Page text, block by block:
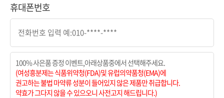
휴대폰번호
100% 사은품 증정 이벤트,아래상품중에서 선택해주세요.
(여성흥분제는 식품위약청(FDA)및 유럽의약품청(EMA)에
권고하는 불법 마약류 성분이 들어있지 않은 제품만 취급합니다.
약효가 그다지 않을 수 있으오니 사전고지 해드립니다.)